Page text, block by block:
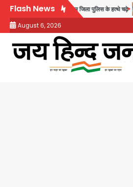
Skip
content
Flash News
बांग्लादेशी नागरिक सेंट्रल जिला पुलिस के हत्थे चढ़े
August 6, 2026